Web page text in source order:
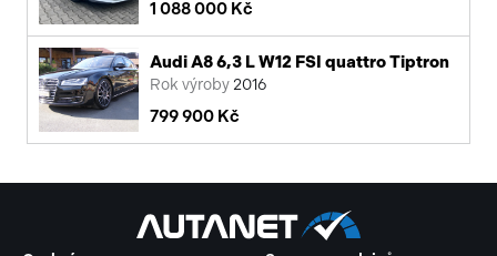
1 088 000 Kč
Audi A8 6,3 L W12 FSI quattro Tiptron
Rok výroby 2016
799 900 Kč